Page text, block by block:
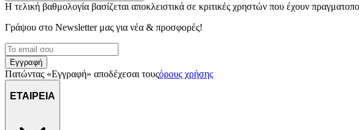
Η τελική βαθμολογία βασίζεται αποκλειστικά σε κριτικές χρηστών που έχουν
Γράψου στο Νewsletter μας για νέα & προσφορές!
Εγγραφή
Πατώντας «Εγγραφή» αποδέχεσαι τουςόρους χρήσης
ΕΤΑΙΡΕΙΑ